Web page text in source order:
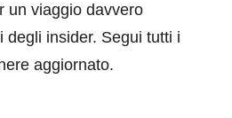
un viaggio davvero
degli insider. Segui tutti i
aggiornato.